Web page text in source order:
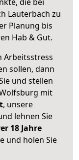
Lauterbach zu
Planung bis
Hab & Gut.
Arbeitsstress
sollen, dann
und stellen
mit
, unsere
lehnen Sie
18 Jahre
und holen Sie